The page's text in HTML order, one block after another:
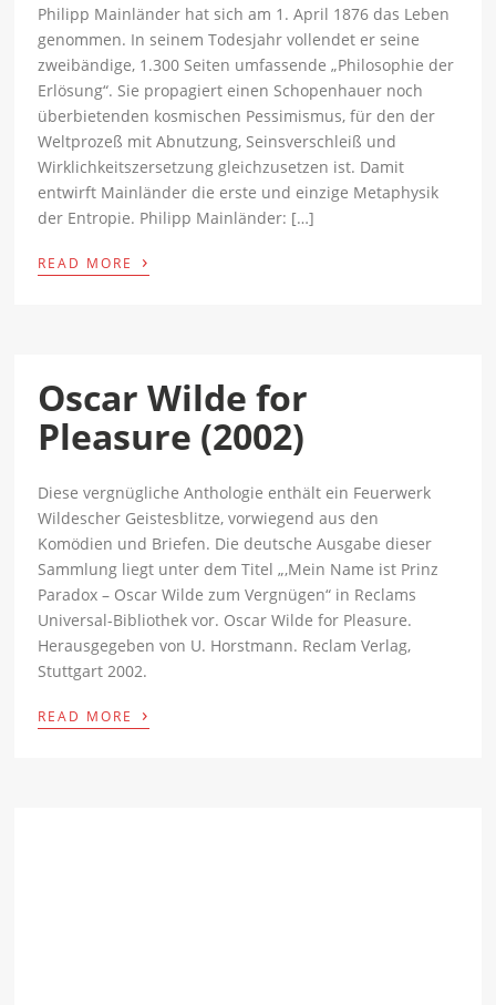
Philipp Mainländer hat sich am 1. April 1876 das Leben
genommen. In seinem Todesjahr vollendet er seine
zweibändige, 1.300 Seiten umfassende „Philosophie der
Erlösung“. Sie propagiert einen Schopenhauer noch
überbietenden kosmischen Pessimismus, für den der
Weltprozeß mit Abnutzung, Seinsverschleiß und
Wirklichkeitszersetzung gleichzusetzen ist. Damit
entwirft Mainländer die erste und einzige Metaphysik
der Entropie. Philipp Mainländer: […]
READ MORE ›
Oscar Wilde for
Pleasure (2002)
Diese vergnügliche Anthologie enthält ein Feuerwerk
Wildescher Geistesblitze, vorwiegend aus den
Komödien und Briefen. Die deutsche Ausgabe dieser
Sammlung liegt unter dem Titel „‚Mein Name ist Prinz
Paradox – Oscar Wilde zum Vergnügen“ in Reclams
Universal-Bibliothek vor. Oscar Wilde for Pleasure.
Herausgegeben von U. Horstmann. Reclam Verlag,
Stuttgart 2002.
READ MORE ›